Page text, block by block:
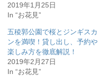
新
し
い
ィ
ン
ド
ウ
で
開
き
ま
ッ
く
だ
さ
い
(
新
し
2019年1月25日
In “お花見”
五稜郭公園で桜とジンギスカ
ンを満喫！貸し出し、予約や
楽しみ方を徹底解説！
2019年2月27日
In “お花見”